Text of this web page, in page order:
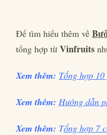
Để tìm hiểu thêm về
tổng hợp từ Vinfruits
Xem thêm: Tổng hợp
Xem thêm: Hướng dẫn
Xem thêm: Tổng hợp 7